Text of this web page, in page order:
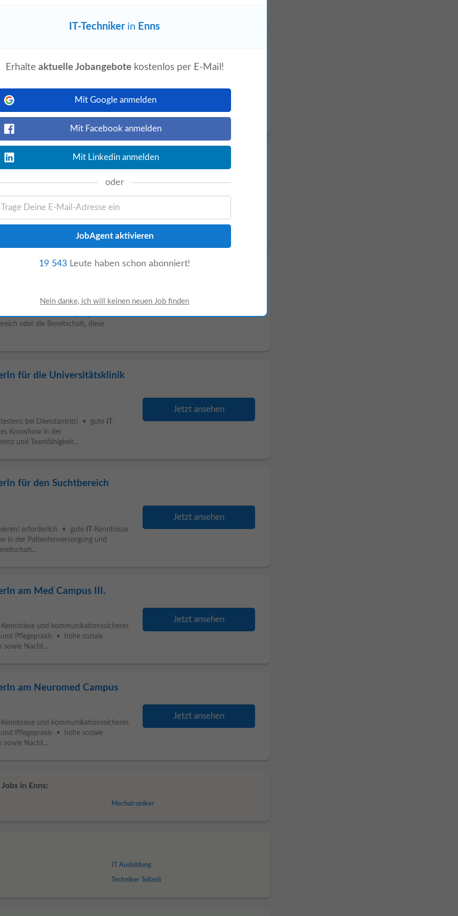
für die Ambulanz der
Ausbildung in der diplomierten
(spätestens bei Dienstantritt)
an der Universitätsklinik
in der diplomierten Gesundheits-
bei Dienstantritt) • gute
Knowhow...
für den OP-Bereich
der Berufsberechtigung (spätestens
oder die Bereitschaft, diese
Jetzt ansehen
für die Universitätsklinik
bei Dienstantritt) • gute
-
Knowhow in der
und Teamfähigkeit...
Jetzt ansehen
für den Suchtbereich
erforderlich • gute
-Kenntnisse
in der Patientenversorgung und
Jetzt ansehen
am Med Campus III.
Kenntnisse und kommunikationssicheres
Pflegepraxis • hohe soziale
sowie Nacht...
Jetzt ansehen
am Neuromed Campus
Kenntnisse und kommunikationssicheres
Pflegepraxis • hohe soziale
sowie Nacht...
Jetzt ansehen
in Enns:
Mechatroniker
IT Ausbildung
Techniker Teilzeit
IT-Technikerin Enns
Erhalte aktuelle Jobangebotekostenlos per E-Mail!
Mit Google anmelden
Mit Facebook anmelden
Mit Linkedin anmelden
oder
19 543 Leute haben schon abonniert!